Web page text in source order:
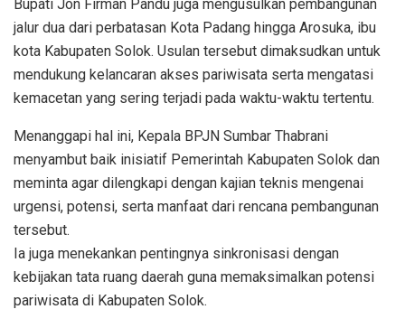
Bupati Jon Firman Pandu juga mengusulkan pembangunan
jalur dua dari perbatasan Kota Padang hingga Arosuka, ibu
kota Kabupaten Solok. Usulan tersebut dimaksudkan untuk
mendukung kelancaran akses pariwisata serta mengatasi
kemacetan yang sering terjadi pada waktu-waktu tertentu.
Menanggapi hal ini, Kepala BPJN Sumbar Thabrani
menyambut baik inisiatif Pemerintah Kabupaten Solok dan
meminta agar dilengkapi dengan kajian teknis mengenai
urgensi, potensi, serta manfaat dari rencana pembangunan
tersebut.
Ia juga menekankan pentingnya sinkronisasi dengan
kebijakan tata ruang daerah guna memaksimalkan potensi
pariwisata di Kabupaten Solok.